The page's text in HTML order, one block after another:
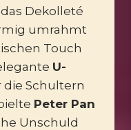
Dekolleté
umrahmt
Touch
U-
die Schultern
Peter Pan
Unschuld